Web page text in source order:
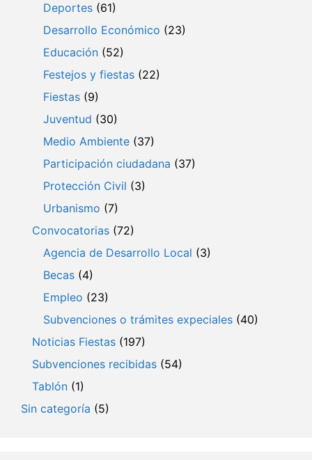
Deportes (61)
Desarrollo Económico (23)
Educación (52)
Festejos y fiestas (22)
Fiestas (9)
Juventud (30)
Medio Ambiente (37)
Participación ciudadana (37)
Protección Civil (3)
Urbanismo (7)
Convocatorias (72)
Agencia de Desarrollo Local (3)
Becas (4)
Empleo (23)
Subvenciones o trámites expeciales (40)
Noticias Fiestas (197)
Subvenciones recibidas (54)
Tablón (1)
Sin categoría (5)